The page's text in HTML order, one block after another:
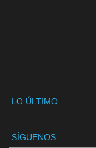
LO ÚLTIMO
SÍGUENOS